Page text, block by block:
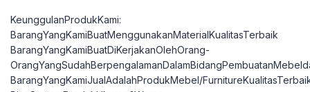
KeunggulanProdukKami:
BarangYangKamiBuatMenggunakanMaterialKualitasTerbaik
BarangYangKamiBuatDiKerjakanOlehOrang-
BarangYangKamiJualAdalahProdukMebel/